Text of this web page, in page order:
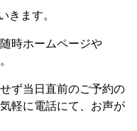
ます。
時ホームページや
ず当日直前のご予約の
軽に電話にて、お声が